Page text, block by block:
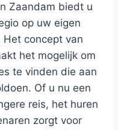
Zaandam biedt u
op uw eigen
concept van
het mogelijk om
te vinden die aan
Of u nu een
reis, het huren
zorgt voor